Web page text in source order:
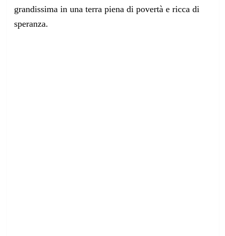
grandissima in una terra piena di povertà e ricca di
speranza.